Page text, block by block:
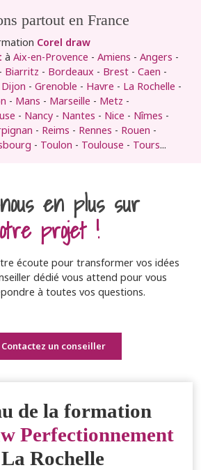
partout en France
Corel draw
à Aix-en-Provence - Amiens - Angers -
- Biarritz - Bordeaux - Brest - Caen -
Dijon - Grenoble - Havre - La Rochelle -
- Mans - Marseille - Metz -
- Nancy - Nantes - Nice - Nîmes -
- Reims - Rennes - Rouen -
- Toulon - Toulouse - Tours...
en plus sur
projet !
écoute pour transformer vos idées
dédié vous attend pour vous
à toutes vos questions.
Contactez un conseiller
de la formation
Perfectionnement
Rochelle